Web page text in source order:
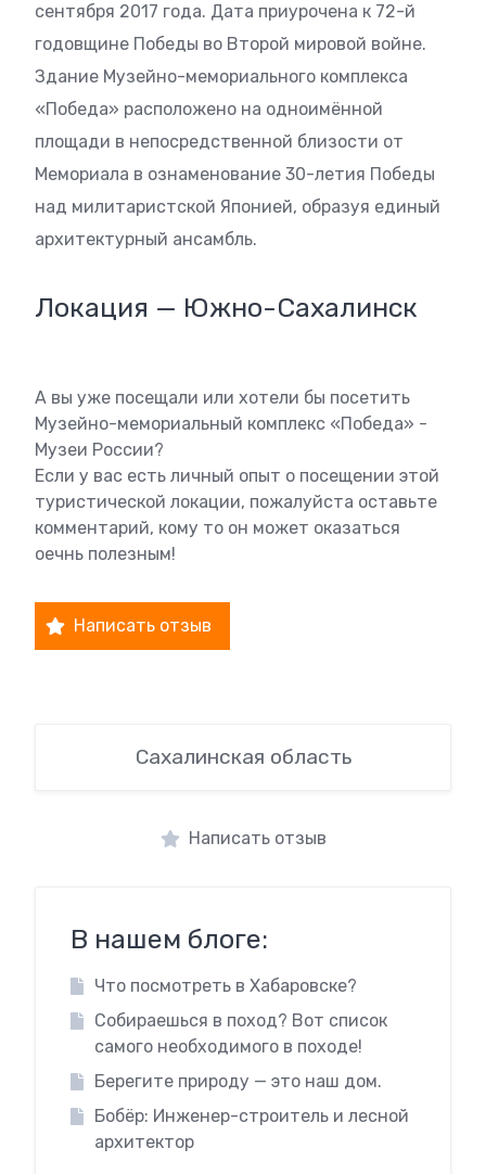
сентября 2017 года. Дата приурочена к 72-й
годовщине Победы во Второй мировой войне.
Здание Музейно-мемориального комплекса
«Победа» расположено на одноимённой
площади в непосредственной близости от
Мемориала в ознаменование 30-летия Победы
над милитаристской Японией, образуя единый
архитектурный ансамбль.
Локация — Южно-Сахалинск
А вы уже посещали или хотели бы посетить
Музейно-мемориальный комплекс «Победа» -
Музеи России?
Если у вас есть личный опыт о посещении этой
туристической локации, пожалуйста оставьте
комментарий, кому то он может оказаться
оечнь полезным!
Написать отзыв
Сахалинская область
Написать отзыв
В нашем блоге:
Что посмотреть в Хабаровске?
Собираешься в поход? Вот список
самого необходимого в походе!
Берегите природу — это наш дом.
Бобёр: Инженер-строитель и лесной
архитектор